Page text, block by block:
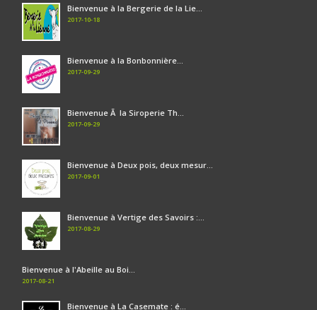
Bienvenue à la Bergerie de la Lie...
2017-10-18
Bienvenue à la Bonbonnière...
2017-09-29
Bienvenue Ã la Siroperie Th...
2017-09-29
Bienvenue à Deux pois, deux mesur...
2017-09-01
Bienvenue à Vertige des Savoirs :...
2017-08-29
Bienvenue à l'Abeille au Boi...
2017-08-21
Bienvenue à La Casemate : é...